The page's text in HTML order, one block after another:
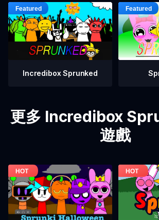
Incredibox Sprunked
更多 Incredibox
遊戲